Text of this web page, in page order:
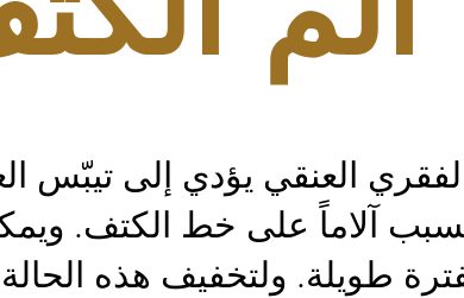
الفقري العنقي يؤدي إلى تيبّس
آلاماً على خط الكتف.
طويلة. ولتخفيف هذه